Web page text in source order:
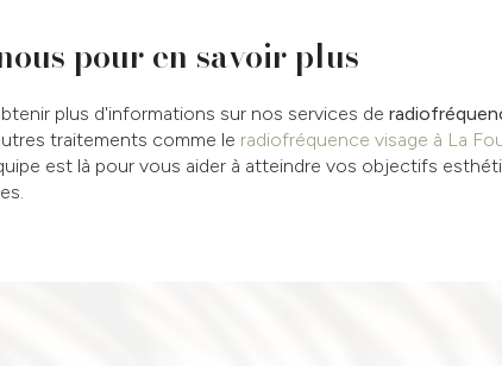
pour en savoir plus
plus d'informations sur nos services de
traitements comme le radiofréquence visage à La
est là pour vous aider à atteindre vos objectifs